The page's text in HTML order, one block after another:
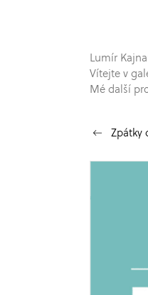
Lumír
Vítejte v
Mé další
Zpátky